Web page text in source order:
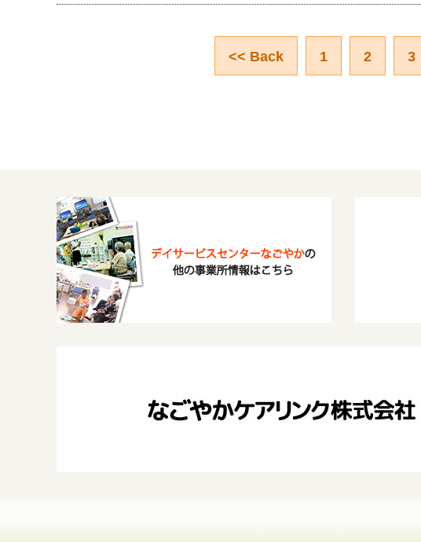
<< Back 1 2 3